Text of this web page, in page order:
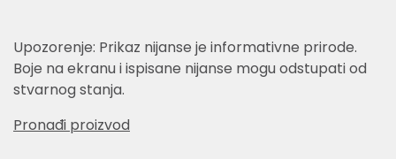
Upozorenje: Prikaz nijanse je informativne prirode.
Boje na ekranu i ispisane nijanse mogu odstupati od
stvarnog stanja.
Pronađi proizvod